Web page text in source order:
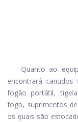
Quanto ao
encontrará
fogão portátil,
fogo, suprimentos
os quais são